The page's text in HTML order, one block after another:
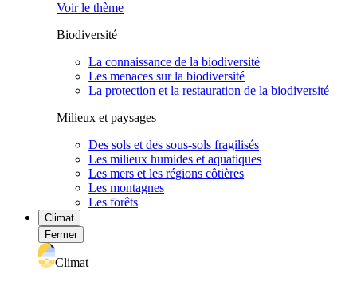
Voir le thème
Biodiversité
La connaissance de la biodiversité
Les menaces sur la biodiversité
La protection et la restauration de la biodiversité
Milieux et paysages
Des sols et des sous-sols fragilisés
Les milieux humides et aquatiques
Les mers et les régions côtières
Les montagnes
Les forêts
Climat
Fermer
Climat